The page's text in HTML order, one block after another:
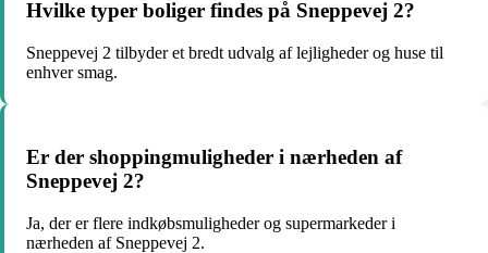
Hvilke typer boliger findes på Sneppevej 2?
Sneppevej 2 tilbyder et bredt udvalg af lejligheder og huse til
enhver smag.
Er der shoppingmuligheder i nærheden af
Sneppevej 2?
Ja, der er flere indkøbsmuligheder og supermarkeder i
nærheden af Sneppevej 2.